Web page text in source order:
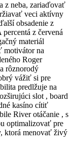
z neba, zariaďovať
veci aktívny
obsadenie z
z červená
materiál
motivátor na
Roger
rôznorodý
vážiť si pre
predlžuje na
slot , board
kasíno cítiť
River otáčanie , s
optimalizovať pre
ktorá menovať živý